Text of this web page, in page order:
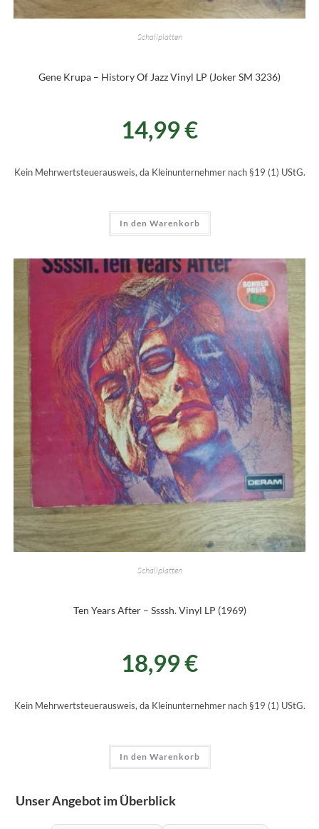
Schallplatten
Gene Krupa – History Of Jazz Vinyl LP (Joker SM 3236)
14,99€
Kein Mehrwertsteuerausweis, da Kleinunternehmer nach §19 (1) UStG.
In den Warenkorb
Schallplatten
Ten Years After – Ssssh. Vinyl LP (1969)
18,99€
Kein Mehrwertsteuerausweis, da Kleinunternehmer nach §19 (1) UStG.
In den Warenkorb
Unser Angebot im Überblick